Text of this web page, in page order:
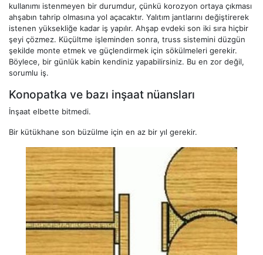
kullanımı istenmeyen bir durumdur, çünkü korozyon ortaya çıkması
ahşabın tahrip olmasına yol açacaktır. Yalıtım jantlarını değiştirerek
istenen yüksekliğe kadar iş yapılır. Ahşap evdeki son iki sıra hiçbir
şeyi çözmez. Küçültme işleminden sonra, truss sistemini düzgün
şekilde monte etmek ve güçlendirmek için sökülmeleri gerekir.
Böylece, bir günlük kabin kendiniz yapabilirsiniz. Bu en zor değil,
sorumlu iş.
Konopatka ve bazı inşaat nüansları
İnşaat elbette bitmedi.
Bir kütükhane son büzülme için en az bir yıl gerekir.